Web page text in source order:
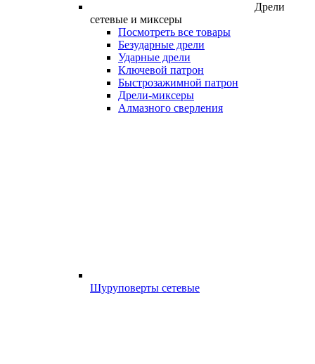
Дрели
сетевые и миксеры
Посмотреть все товары
Безударные дрели
Ударные дрели
Ключевой патрон
Быстрозажимной патрон
Дрели-миксеры
Алмазного сверления
Шуруповерты сетевые